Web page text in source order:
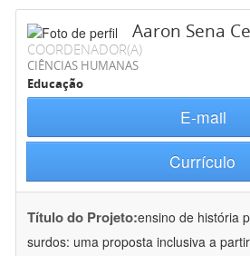
Aaron Sena
COORDENADOR(A)
CIÊNCIAS HUMANAS
Educação
E-mail
Currículo
Título do Projeto:ensino de história
surdos: uma proposta inclusiva a